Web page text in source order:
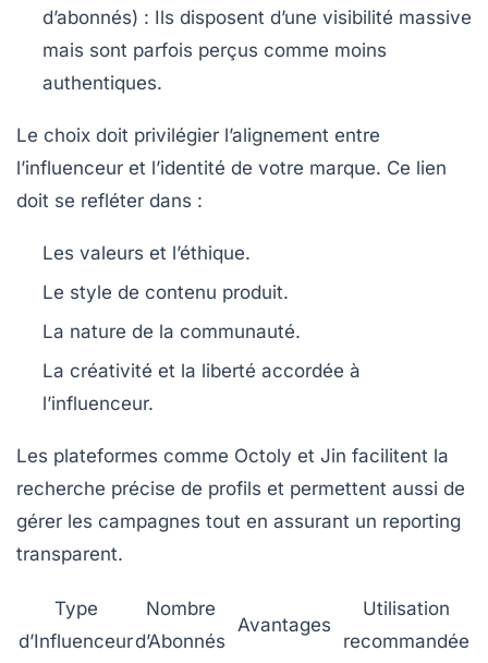
d’abonnés) : Ils disposent d’une visibilité massive
mais sont parfois perçus comme moins
authentiques.
Le choix doit privilégier l’alignement entre
l’influenceur et l’identité de votre marque. Ce lien
doit se refléter dans :
Les valeurs et l’éthique.
Le style de contenu produit.
La nature de la communauté.
La créativité et la liberté accordée à
l’influenceur.
Les plateformes comme Octoly et Jin facilitent la
recherche précise de profils et permettent aussi de
gérer les campagnes tout en assurant un reporting
transparent.
Type
d’Influenceur
Nombre
d’Abonnés
Avantages
Utilisation
recommandée